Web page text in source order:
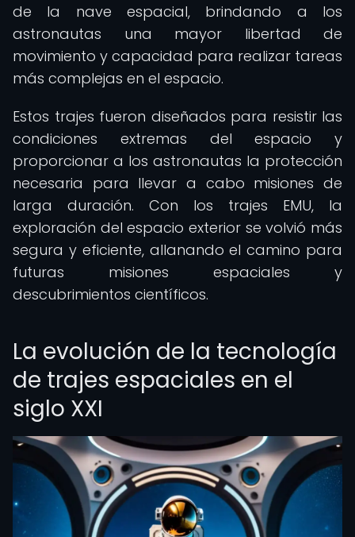
de la nave espacial, brindando a los
astronautas una mayor libertad de
movimiento y capacidad para realizar tareas
más complejas en el espacio.
Estos trajes fueron diseñados para resistir las
condiciones extremas del espacio y
proporcionar a los astronautas la protección
necesaria para llevar a cabo misiones de
larga duración. Con los trajes EMU, la
exploración del espacio exterior se volvió más
segura y eficiente, allanando el camino para
futuras misiones espaciales y
descubrimientos científicos.
La evolución de la tecnología
de trajes espaciales en el
siglo XXI